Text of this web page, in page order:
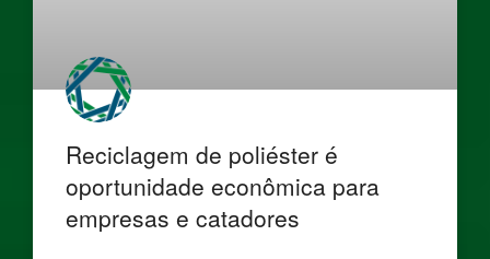
Reciclagem de poliéster é
oportunidade econômica para
empresas e catadores